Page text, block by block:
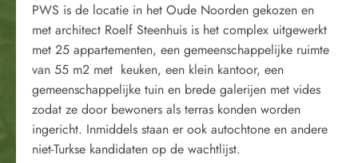
PWS is de locatie in het Oude Noorden gekozen en
met architect Roelf Steenhuis is het complex uitgewerkt
met 25 appartementen, een gemeenschappelijke ruimte
van 55 m2 met keuken, een klein kantoor, een
gemeenschappelijke tuin en brede galerijen met vides
zodat ze door bewoners als terras konden worden
ingericht. Inmiddels staan er ook autochtone en andere
niet-Turkse kandidaten op de wachtlijst.